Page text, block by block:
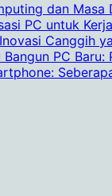
dan Masa
PC untuk
Canggih
PC